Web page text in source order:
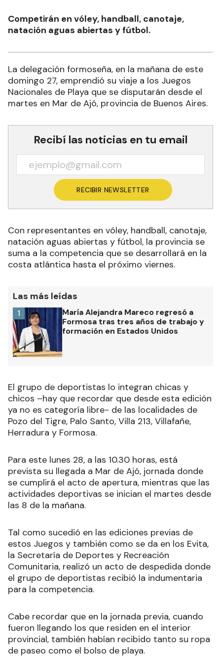
Competirán en vóley, handball, canotaje,
natación aguas abiertas y fútbol.
La delegación formoseña, en la mañana de este
domingo 27, emprendió su viaje a los Juegos
Nacionales de Playa que se disputarán desde el
martes en Mar de Ajó, provincia de Buenos Aires.
Recibí las noticias en tu email
RECIBIR NEWSLETTER
Con representantes en vóley, handball, canotaje,
natación aguas abiertas y fútbol, la provincia se
suma a la competencia que se desarrollará en la
costa atlántica hasta el próximo viernes.
Las más leídas
María Alejandra Mareco regresó a
Formosa tras tres años de trabajo y
formación en Estados Unidos
1
El grupo de deportistas lo integran chicas y
chicos –hay que recordar que desde esta edición
ya no es categoría libre- de las localidades de
Pozo del Tigre, Palo Santo, Villa 213, Villafañe,
Herradura y Formosa.
Para este lunes 28, a las 10.30 horas, está
prevista su llegada a Mar de Ajó, jornada donde
se cumplirá el acto de apertura, mientras que las
actividades deportivas se inician el martes desde
las 8 de la mañana.
Tal como sucedió en las ediciones previas de
estos Juegos y también como se da en los Evita,
la Secretaría de Deportes y Recreación
Comunitaria, realizó un acto de despedida donde
el grupo de deportistas recibió la indumentaria
para la competencia.
Cabe recordar que en la jornada previa, cuando
fueron llegando los que residen en el interior
provincial, también habían recibido tanto su ropa
de paseo como el bolso de playa.